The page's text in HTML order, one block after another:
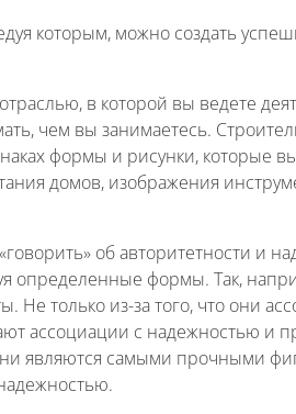
которым, можно создать
в которой вы ведете
чем вы занимаетесь.
формы и рисунки, которые
домов, изображения
об авторитетности и
определенные формы. Так,
Не только из-за того, что они
ассоциации с надежностью и
являются самыми прочными